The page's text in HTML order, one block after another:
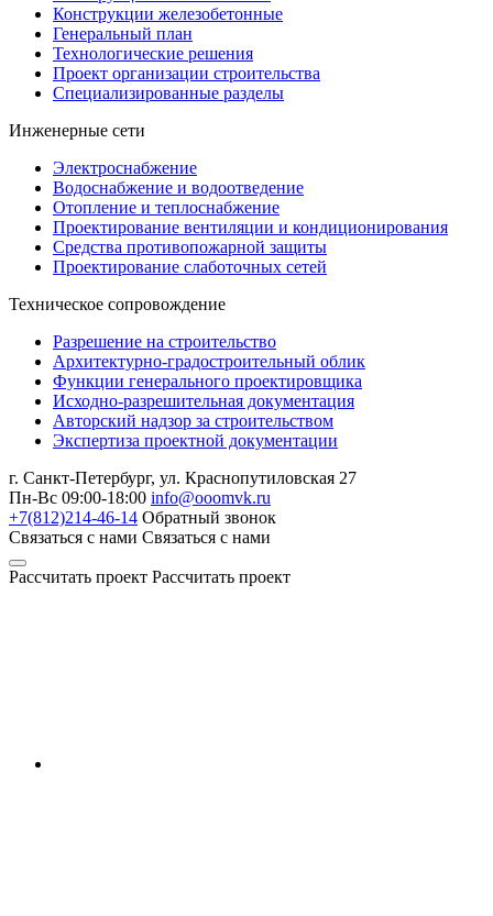
Конструкции железобетонные
Генеральный план
Технологические решения
Проект организации строительства
Специализированные разделы
Инженерные сети
Электроснабжение
Водоснабжение и водоотведение
Отопление и теплоснабжение
Проектирование вентиляции и кондиционирования
Средства противопожарной защиты
Проектирование слаботочных сетей
Техническое сопровождение
Разрешение на строительство
Архитектурно-градостроительный облик
Функции генерального проектировщика
Исходно-разрешительная документация
Авторский надзор за строительством
Экспертиза проектной документации
г. Санкт-Петербург, ул. Краснопутиловская 27
Пн-Вс 09:00-18:00 info@ooomvk.ru
+7(812)214-46-14 Обратный звонок
Связаться с нами Связаться с нами
Рассчитать проект Рассчитать проект